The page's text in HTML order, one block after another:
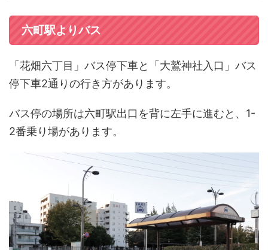
六町駅よりバス
「花畑六丁目」バス停下車と「大鷲神社入口」バス
停下車2通りの行き方があります。
バス停の場所は六町駅出口を背に左手に進むと、1-
2番乗り場があります。